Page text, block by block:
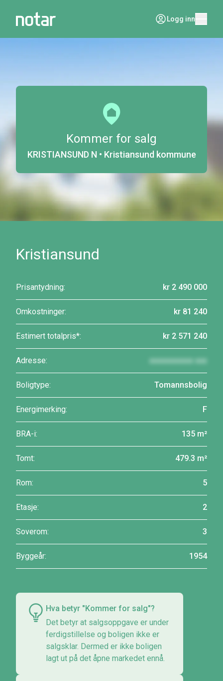
Logg inn
Kommer for salg
KRISTIANSUND N • Kristiansund kommune
Kristiansund
Prisantydning: kr 2 490 000
Omkostninger: kr 81 240
Estimert totalpris*: kr 2 571 240
Adresse: xxxxxxxxxxx xxx
Boligtype: Tomannsbolig
Energimerking: F
BRA-i: 135 m²
Tomt: 479.3 m²
Rom: 5
Etasje: 2
Soverom: 3
Byggeår: 1954
Hva betyr "Kommer for salg"?
Det betyr at salgsoppgave er under
ferdigstillelse og boligen ikke er
salgsklar. Dermed er ikke boligen
lagt ut på det åpne markedet ennå.